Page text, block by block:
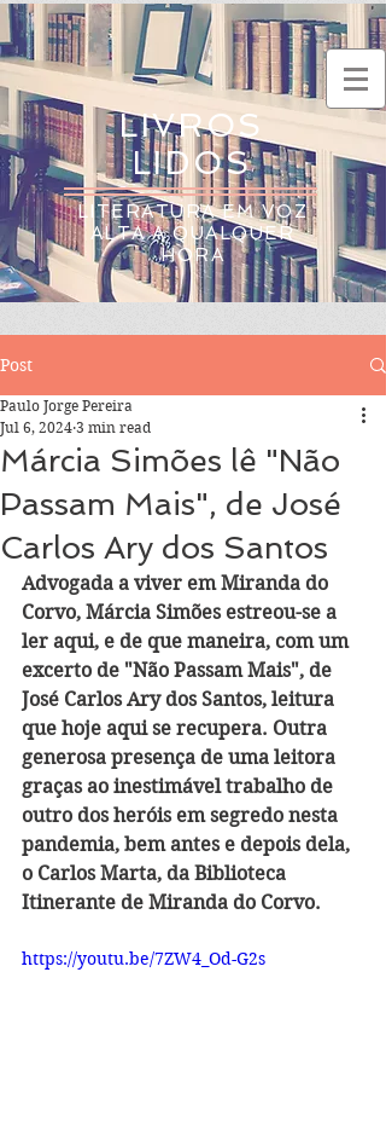
LIVROS
LIDOS
LITERATURA EM VOZ
ALTA A QUALQUER
HORA
Post
Márcia Simões lê "Não
Passam Mais", de José
Carlos Ary dos Santos
Paulo Jorge Pereira
Jul 6, 2024 3 min read
Advogada a viver em Miranda do
Corvo, Márcia Simões estreou-se a
ler aqui, e de que maneira, com um
excerto de "Não Passam Mais", de
José Carlos Ary dos Santos, leitura
que hoje aqui se recupera. Outra
generosa presença de uma leitora
graças ao inestimável trabalho de
outro dos heróis em segredo nesta
pandemia, bem antes e depois dela,
o Carlos Marta, da Biblioteca
Itinerante de Miranda do Corvo.
https://youtu.be/7ZW4_Od-G2s